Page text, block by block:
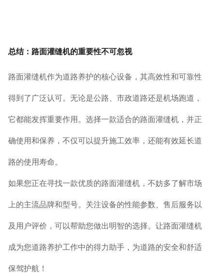
总结：路面灌缝机的重要性不可忽视
路面灌缝机作为道路养护的核心设备，其高效性和可靠性
得到了广泛认可。无论是公路、市政道路还是机场跑道，
它都能发挥重要作用。选择一款适合的路面灌缝机，并正
确使用和保养，不仅可以提升施工效率，还能有效延长道
路的使用寿命。
如果您正在寻找一款优质的路面灌缝机，不妨多了解市场
上的主流品牌和型号。关注设备的性能参数、售后服务以
及用户评价，可以帮助您做出明智的选择。让路面灌缝机
成为您道路养护工作中的得力助手，为道路的安全和舒适
保驾护航！